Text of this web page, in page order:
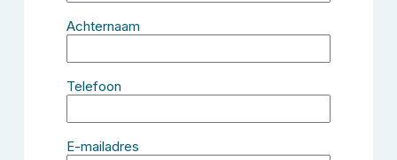
Achternaam
Telefoon
E-mailadres